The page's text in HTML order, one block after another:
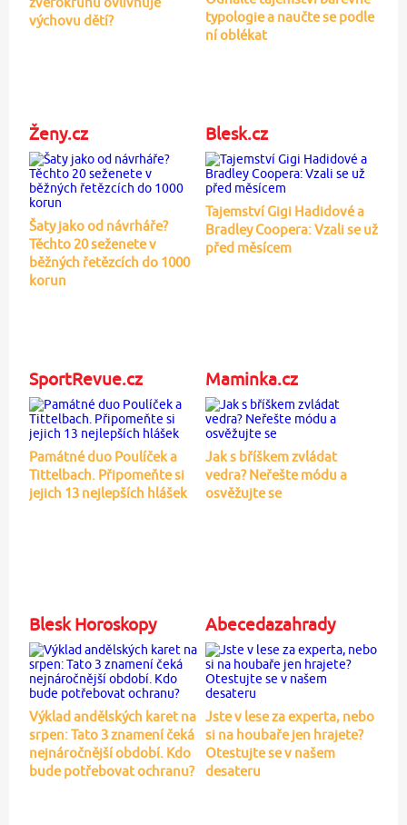
výchovu dětí?
typologie a naučte se podle
ní oblékat
Ženy.cz
Šaty jako od návrháře?
Těchto 20 seženete v
běžných řetězcích do 1000
korun
Blesk.cz
Tajemství Gigi Hadidové a
Bradley Coopera: Vzali se už
před měsícem
SportRevue.cz
Památné duo Poulíček a
Tittelbach. Připomeňte si
jejich 13 nejlepších hlášek
Maminka.cz
Jak s bříškem zvládat
vedra? Neřešte módu a
osvěžujte se
Blesk Horoskopy
Výklad andělských karet na
srpen: Tato 3 znamení čeká
nejnáročnější období. Kdo
bude potřebovat ochranu?
Abecedazahrady
Jste v lese za experta, nebo
si na houbaře jen hrajete?
Otestujte se v našem
desateru